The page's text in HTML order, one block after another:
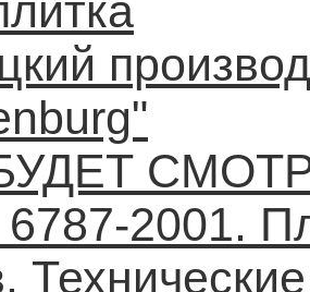
2001.